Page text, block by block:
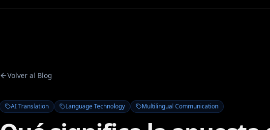
Volver al Blog
AI Translation Language Technology Multilingual Communication